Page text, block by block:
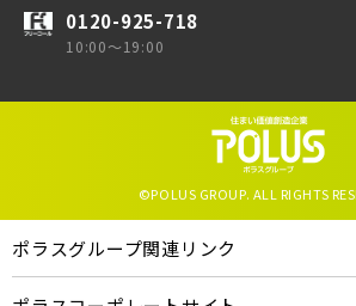
0120-925-718
10:00～19:00
©POLUS GROUP. ALL RIGHTS
ポラスグループ関連リンク